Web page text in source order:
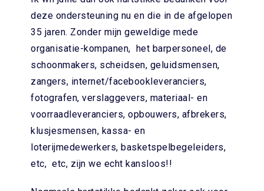
deze ondersteuning nu en die in de afgelopen
35 jaren. Zonder mijn geweldige mede
organisatie-kompanen, het barpersoneel, de
schoonmakers, scheidsen, geluidsmensen,
zangers, internet/facebookleveranciers,
fotografen, verslaggevers, materiaal- en
voorraadleveranciers, opbouwers, afbrekers,
klusjesmensen, kassa- en
loterijmedewerkers, basketspelbegeleiders,
etc, etc, zijn we echt kansloos!!